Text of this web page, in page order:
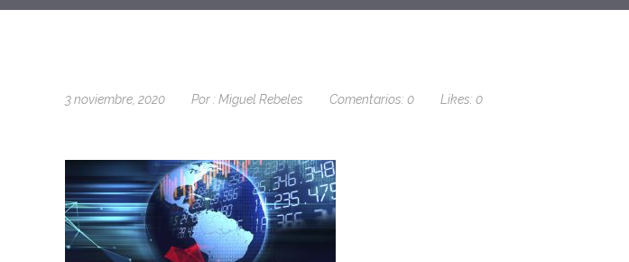
3 noviembre, 2020 Por : Miguel Rebeles Comentarios: 0 Likes: 0